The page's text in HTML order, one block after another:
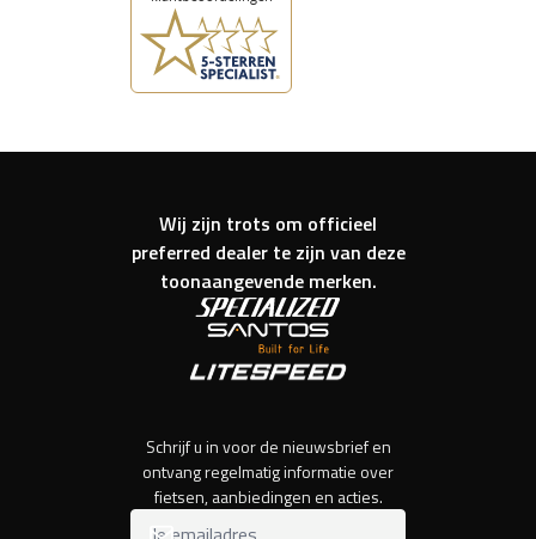
Wij zijn trots om officieel
preferred dealer te zijn van deze
toonaangevende merken.
Schrijf u in voor de nieuwsbrief en
ontvang regelmatig informatie over
fietsen, aanbiedingen en acties.